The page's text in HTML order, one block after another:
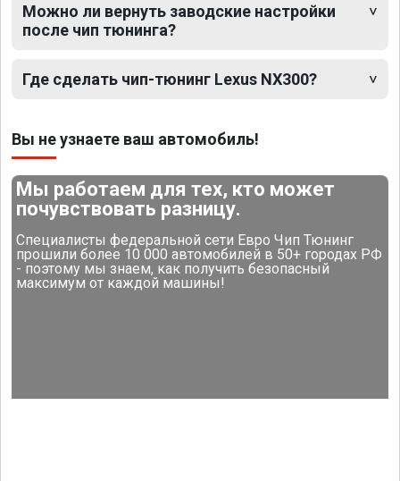
Можно ли вернуть заводские настройки
после чип тюнинга?
Где сделать чип-тюнинг Lexus NX300?
Вы не узнаете ваш автомобиль!
Мы работаем для тех, кто может
почувствовать разницу.
Специалисты федеральной сети Евро Чип Тюнинг
прошили более 10 000 автомобилей в 50+ городах РФ
- поэтому мы знаем, как получить безопасный
максимум от каждой машины!